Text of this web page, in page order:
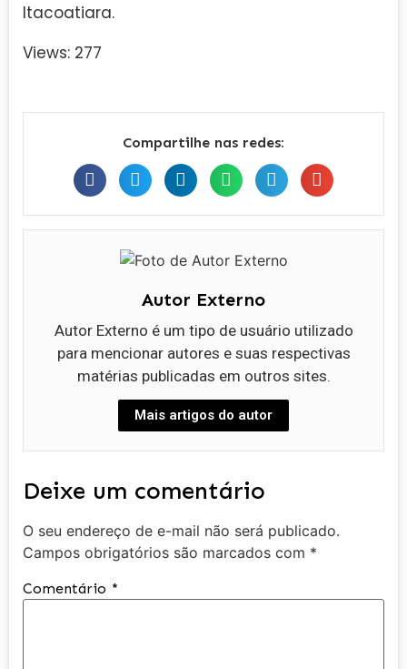
Itacoatiara.
Views: 277
Compartilhe nas redes:
Autor Externo
Autor Externo é um tipo de usuário utilizado
para mencionar autores e suas respectivas
matérias publicadas em outros sites.
Mais artigos do autor
Deixe um comentário
O seu endereço de e-mail não será publicado.
Campos obrigatórios são marcados com *
Comentário *